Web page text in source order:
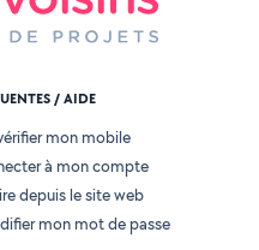
/ AIDE
mon mobile
à mon compte
depuis le site web
mon mot de passe